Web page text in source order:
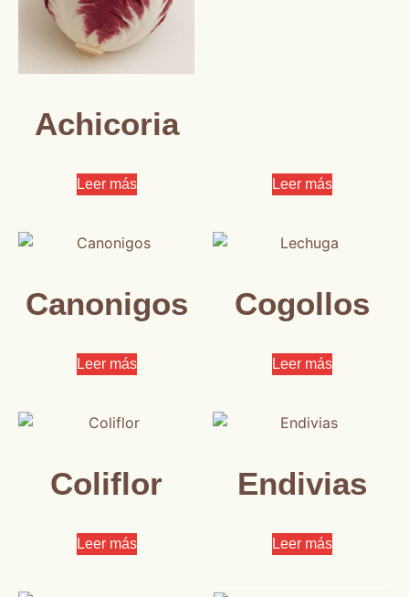
Achicoria
Leer más Leer más
Canonigos
Leer más
Cogollos
Leer más
Coliflor
Leer más
Endivias
Leer más